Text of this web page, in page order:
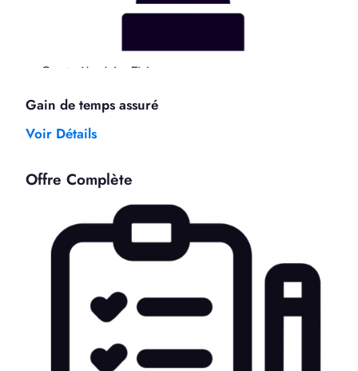
Gain de temps assuré
Voir Détails
Offre Complète